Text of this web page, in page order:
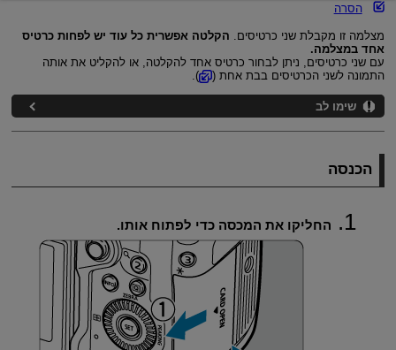
הסרה
מצלמה זו מקבלת שני כרטיסים. הקלטה אפשרית כל עוד יש לפחות כרטיס
אחד במצלמה.
עם שני כרטיסים, ניתן לבחור כרטיס אחד להקלטה, או להקליט את אותה
התמונה לשני הכרטיסים בבת אחת (
).
שימו לב
הכנסה
החליקו את המכסה כדי לפתוח אותו.